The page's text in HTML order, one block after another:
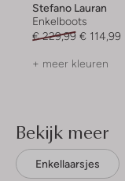
Stefano Lauran
Enkelboots
€ 229,99 € 114,99
+ meer kleuren
Bekijk meer
Enkellaarsjes